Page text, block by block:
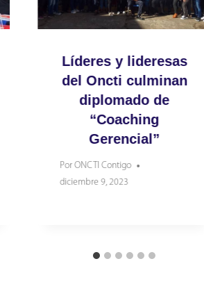
Líderes y lideresas
del Oncti culminan
diplomado de
“Coaching
Gerencial”
Por ONCTI Contigo
diciembre 9, 2023